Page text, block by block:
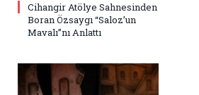
Cihangir Atölye Sahnesinden
Boran Özsaygı “Saloz’un
Mavalı”nı Anlattı